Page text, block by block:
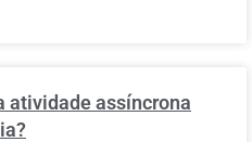
atividade assíncrona